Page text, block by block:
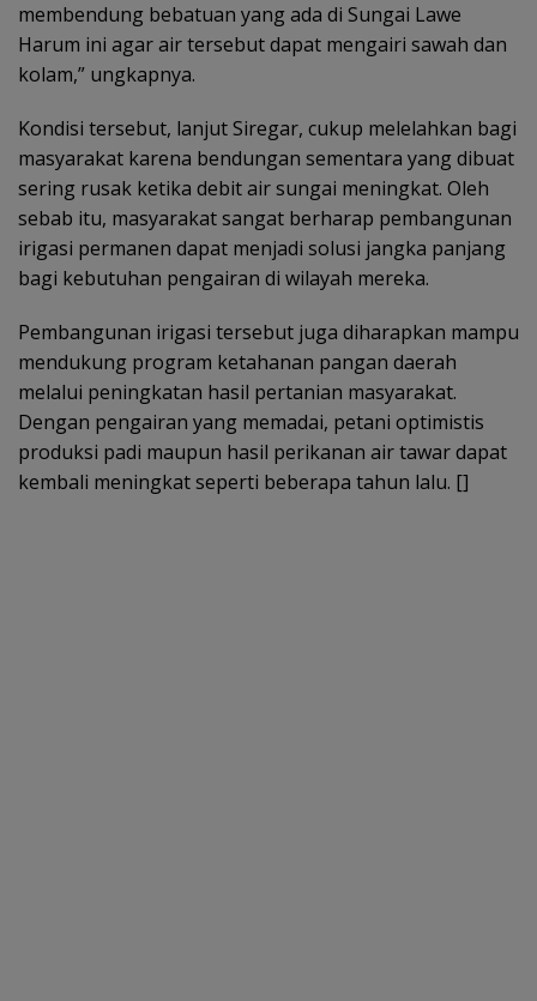
membendung bebatuan yang ada di Sungai Lawe
Harum ini agar air tersebut dapat mengairi sawah dan
kolam,” ungkapnya.
Kondisi tersebut, lanjut Siregar, cukup melelahkan bagi
masyarakat karena bendungan sementara yang dibuat
sering rusak ketika debit air sungai meningkat. Oleh
sebab itu, masyarakat sangat berharap pembangunan
irigasi permanen dapat menjadi solusi jangka panjang
bagi kebutuhan pengairan di wilayah mereka.
Pembangunan irigasi tersebut juga diharapkan mampu
mendukung program ketahanan pangan daerah
melalui peningkatan hasil pertanian masyarakat.
Dengan pengairan yang memadai, petani optimistis
produksi padi maupun hasil perikanan air tawar dapat
kembali meningkat seperti beberapa tahun lalu. []